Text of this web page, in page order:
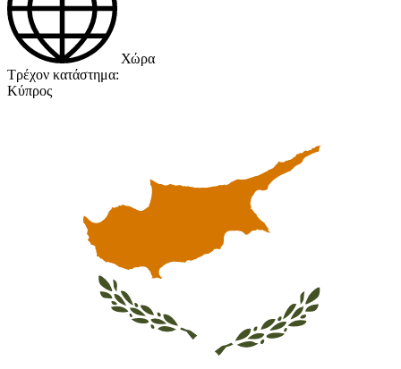
Χώρα
Τρέχον κατάστημα:
Κύπρος